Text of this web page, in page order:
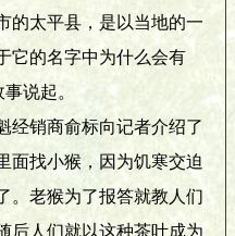
太平县，是以当地的一
它的名字中为什么会有
说起。
销商俞标向记者介绍了
面找小猴，因为饥寒交迫
。老猴为了报答就教人们
后人们就以这种茶叶成为